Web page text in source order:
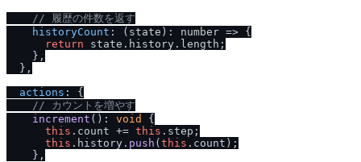
/ / 履歴の件数を返す
historyCount : (state): number => {
return state. history . length ;
    },
  },
actions : {
/ / カウントを増やす
increment (): void
{
this . count += this . step ;
this . history . push (this . count );
    },